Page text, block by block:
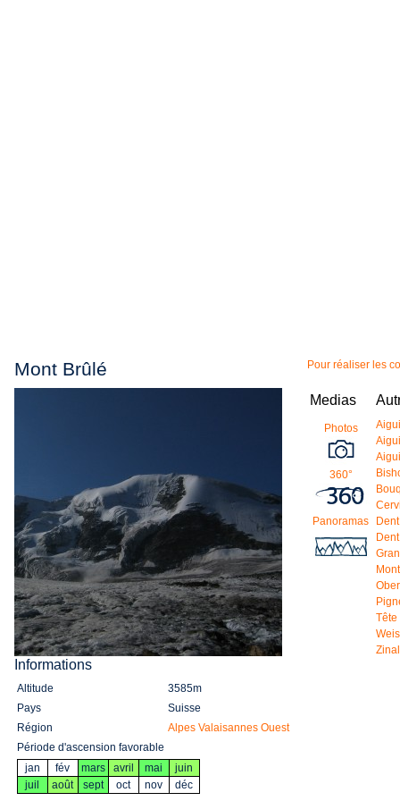
Mont Brûlé
Informations
Altitude
3585m
Pays
Suisse
Région
Alpes Valaisannes Ouest
Période d'ascension favorable
jan
fév mars avril mai
juin
juil
août sept oct nov déc
Pour réaliser les
Medias
Photos
360°
Panoramas
Tête